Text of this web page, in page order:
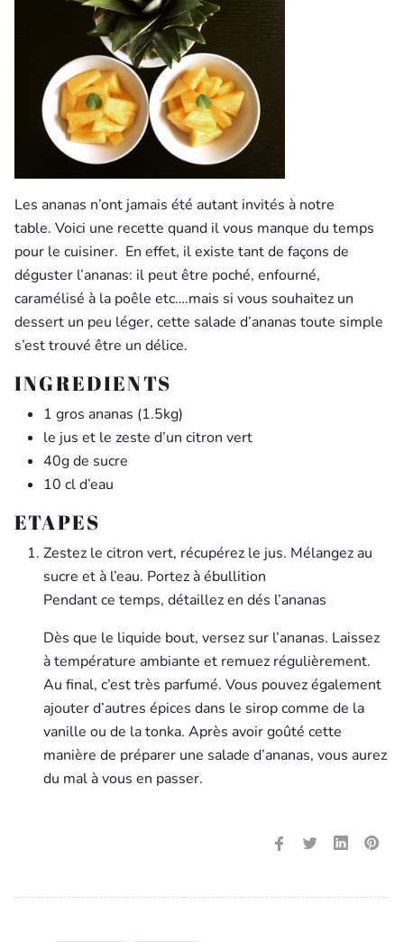
Les ananas n’ont jamais été autant invités à notre
table. Voici une recette quand il vous manque du temps
pour le cuisiner. En effet, il existe tant de façons de
déguster l’ananas: il peut être poché, enfourné,
caramélisé à la poêle etc….mais si vous souhaitez un
dessert un peu léger, cette salade d’ananas toute simple
s’est trouvé être un délice.
INGREDIENTS
1 gros ananas (1.5kg)
le jus et le zeste d’un citron vert
40g de sucre
10 cl d’eau
ETAPES
Zestez le citron vert, récupérez le jus. Mélangez au
sucre et à l’eau. Portez à ébullition
Pendant ce temps, détaillez en dés l’ananas
Dès que le liquide bout, versez sur l’ananas. Laissez
à température ambiante et remuez régulièrement.
Au final, c’est très parfumé. Vous pouvez également
ajouter d’autres épices dans le sirop comme de la
vanille ou de la tonka. Après avoir goûté cette
manière de préparer une salade d’ananas, vous aurez
du mal à vous en passer.